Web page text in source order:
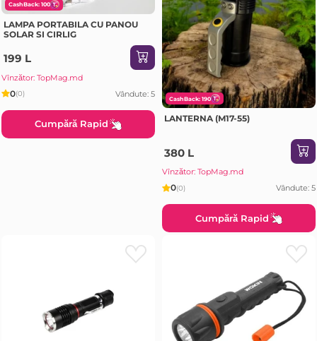
CashBack: 100
LAMPA PORTABILA CU PANOU
SOLAR SI CIRLIG
199 L
Vînzător: TopMag.md
0(0) Vândute: 5
Cumpără Rapid
CashBack: 190
LANTERNA (M17-55)
380 L
Vînzător: TopMag.md
0(0) Vândute: 5
Cumpără Rapid